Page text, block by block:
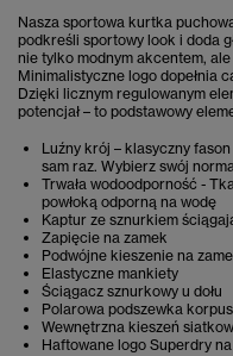
Nasza sportowa kurtka
podkreśli sportowy look i doda
nie tylko modnym akcentem,
Minimalistyczne logo dopełnia
Dzięki licznym regulowanym
potencjał – to podstawowy
Luźny krój – klasyczny
sam raz. Wybierz swój
Trwała wodoodporność -
powłoką odporną na wodę
Kaptur ze sznurkiem
Zapięcie na zamek
Podwójne kieszenie na
Elastyczne mankiety
Ściągacz sznurkowy u dołu
Polarowa podszewka
Wewnętrzna kieszeń
Haftowane logo Superdry